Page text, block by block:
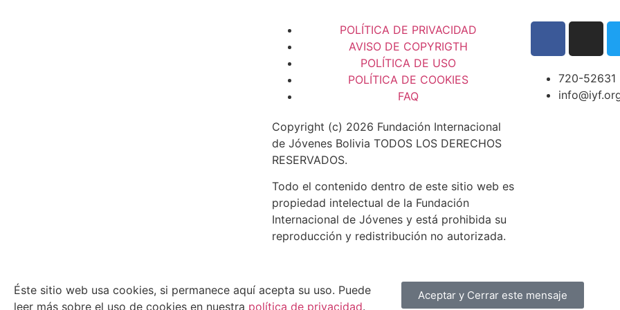
POLÍTICA DE PRIVACIDAD
AVISO DE COPYRIGTH
POLÍTICA DE USO
POLÍTICA DE COOKIES
FAQ
Copyright (c) 2026 Fundación Internacional
de Jóvenes Bolivia TODOS LOS DERECHOS
RESERVADOS.
Todo el contenido dentro de este sitio web es
propiedad intelectual de la Fundación
Internacional de Jóvenes y está prohibida su
reproducción y redistribución no autorizada.
720-52631
Éste sitio web usa cookies, si permanece aquí acepta su uso. Puede
leer más sobre el uso de cookies en nuestra política de privacidad.
Aceptar y Cerrar este mensaje